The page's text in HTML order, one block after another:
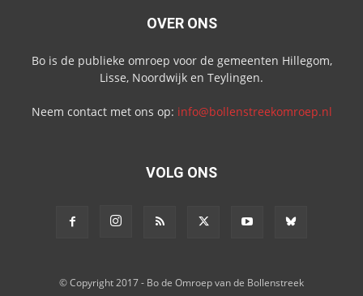
OVER ONS
Bo is de publieke omroep voor de gemeenten Hillegom,
Lisse, Noordwijk en Teylingen.
Neem contact met ons op: info@bollenstreekomroep.nl
VOLG ONS
© Copyright 2017 - Bo de Omroep van de Bollenstreek